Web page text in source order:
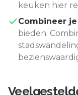
keuken hier
Combineer
bieden.